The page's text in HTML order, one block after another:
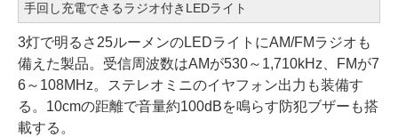
手回し充電できるラジオ付きLEDライト
3灯で明るさ25ルーメンのLEDライトにAM/FMラジオも
備えた製品。受信周波数はAMが530～1,710kHz、FMが7
6～108MHz。ステレオミニのイヤフォン出力も装備す
る。10cmの距離で音量約100dBを鳴らす防犯ブザーも搭
載する。